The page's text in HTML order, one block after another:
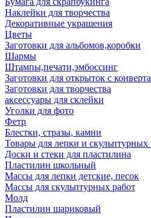
Наклейки для творчества
Декоративные украшения
Цветы
Заготовки для альбомов,коробки
Шармы
Штампы,печати,эмбоссинг
Заготовки для открыток с
Заготовки для творчества
аксессуары для склейки
Уголки для фото
Фетр
Блестки, стразы, камни
Товары для лепки и скульптурных
Доски и стеки для пластилина
Пластилин школьный
Массы для лепки детские, песок
Массы для скульптурных работ
Молд
Пластилин шариковый